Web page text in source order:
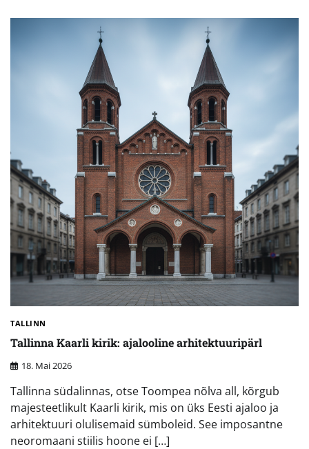
TALLINN
Tallinna Kaarli kirik: ajalooline arhitektuuripärl
18. Mai 2026
Tallinna südalinnas, otse Toompea nõlva all, kõrgub
majesteetlikult Kaarli kirik, mis on üks Eesti ajaloo ja
arhitektuuri olulisemaid sümboleid. See imposantne
neoromaani stiilis hoone ei […]